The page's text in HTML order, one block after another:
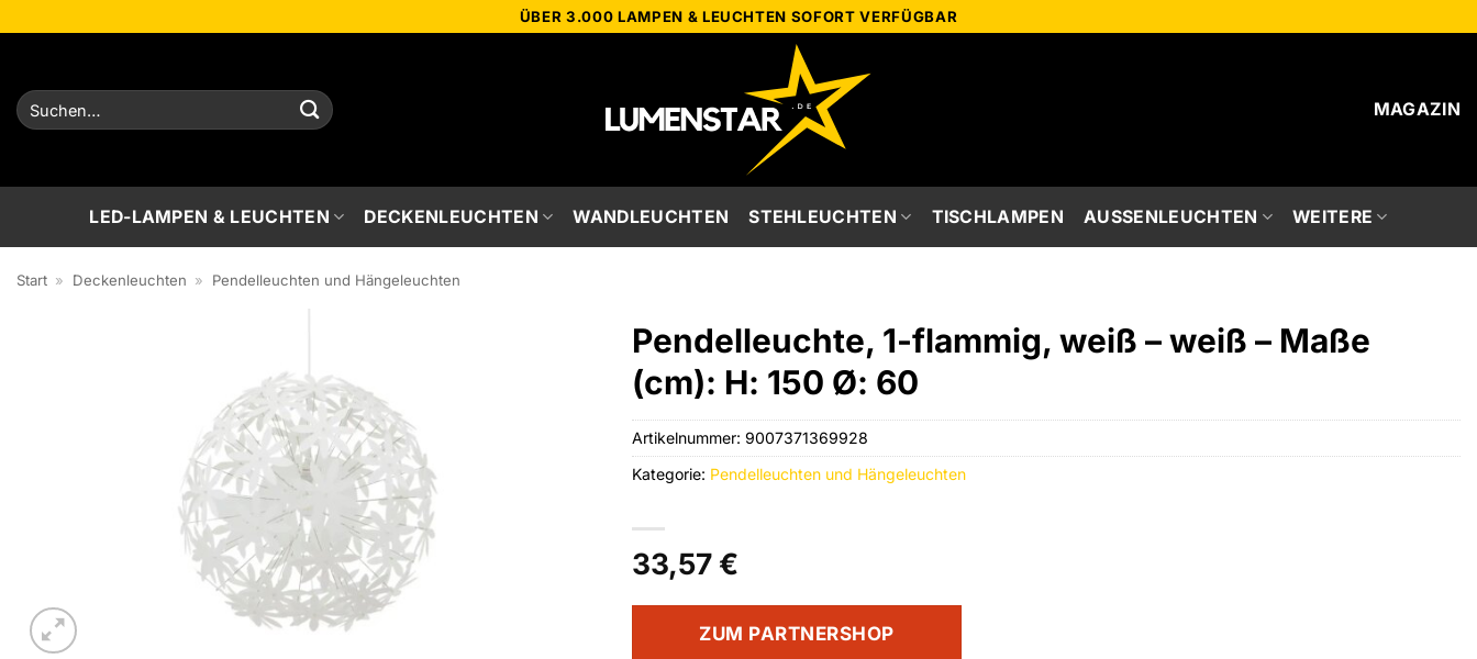
ÜBER 3.000 LAMPEN & LEUCHTEN SOFORT VERFÜGBAR
Suchen
nach:
MAGAZIN
LED-LAMPEN & LEUCHTEN DECKENLEUCHTEN WANDLEUCHTEN STEHLEUCHTEN TISCHLAMPEN AUSSENLEUCHTEN WEITERE
Start » Deckenleuchten » Pendelleuchten und Hängeleuchten
Pendelleuchte, 1-flammig, weiß – weiß – Maße
(cm): H: 150 Ø: 60
33,57 €
ZUM PARTNERSHOP
Artikelnummer: 9007371369928
Kategorie: Pendelleuchten und Hängeleuchten